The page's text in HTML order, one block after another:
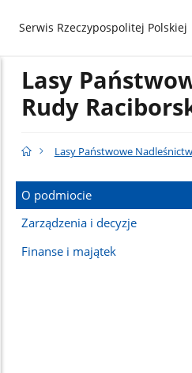
gov.pl
Serwis Rzeczypospolitej Polskiej
Lasy
Rudy
Lasy Państwowe
O podmiocie
Zarządzenia i decyzje
Finanse i majątek